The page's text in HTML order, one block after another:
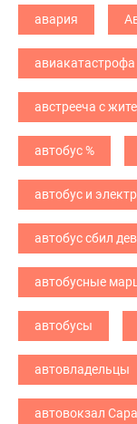
авария
авиакатастрофа
австрееча с
автобус %
автобус и
автобус сбил
автобусные
автобусы
автовладельцы
автовокзал